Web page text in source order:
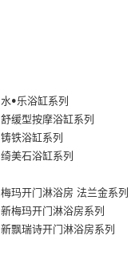
水•乐浴缸系列
舒缓型按摩浴缸系列
铸铁浴缸系列
绮美石浴缸系列
梅玛开门淋浴房 法兰金系列
新梅玛开门淋浴房系列
新飘瑞诗开门淋浴房系列